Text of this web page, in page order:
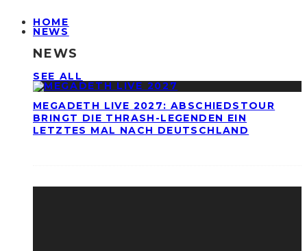
HOME
NEWS
NEWS
SEE ALL
MEGADETH LIVE 2027: ABSCHIEDSTOUR
BRINGT DIE THRASH-LEGENDEN EIN
LETZTES MAL NACH DEUTSCHLAND